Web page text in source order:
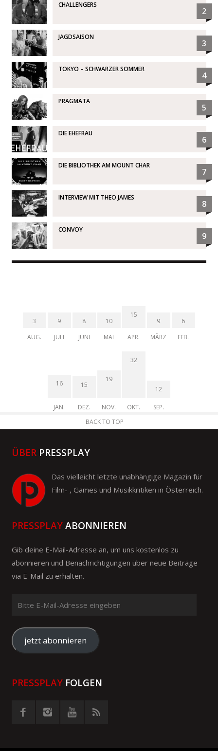
CHALLENGERS
2
JAGDSAISON
3
TOKYO – SCHWARZER SOMMER
4
PRAGMATA
5
DIE EHEFRAU
6
DIE BIBLIOTHEK AM MOUNT CHAR
7
INTERVIEW MIT THEO JAMES
8
CONVOY
9
3
AUG.
9
JULI
8
JUNI
10
MAI
15
APR.
9
MÄRZ
6
FEB.
16
JAN.
15
DEZ.
19
NOV.
32
OKT.
12
SEP.
BACK TO TOP
ÜBER PRESSPLAY
Das vielleicht letzte unabhängige Magazin für
Film- , Games und Musikkritiken in Österreich.
PRESSPLAYABONNIEREN
Gib deine E-Mail-Adresse an, um uns kostenlos zu
abonnieren und Benachrichtigungen über neue Beiträge
via E-Mail zu erhalten.
Mail-
Adresse
eingeben
jetzt abonnieren
PRESSPLAY FOLGEN